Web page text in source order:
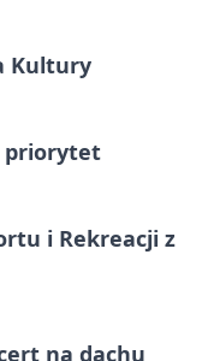
Kultury
priorytet
i Rekreacji z
na dachu